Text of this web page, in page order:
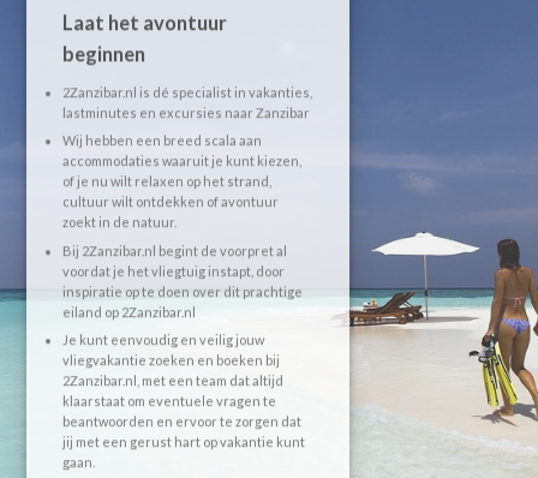
Laat het avontuur
beginnen
2Zanzibar.nl is dé specialist in vakanties,
lastminutes en excursies naar Zanzibar
Wij hebben een breed scala aan
accommodaties waaruit je kunt kiezen,
of je nu wilt relaxen op het strand,
cultuur wilt ontdekken of avontuur
zoekt in de natuur.
Bij 2Zanzibar.nl begint de voorpret al
voordat je het vliegtuig instapt, door
inspiratie op te doen over dit prachtige
eiland op 2Zanzibar.nl
Je kunt eenvoudig en veilig jouw
vliegvakantie zoeken en boeken bij
2Zanzibar.nl, met een team dat altijd
klaarstaat om eventuele vragen te
beantwoorden en ervoor te zorgen dat
jij met een gerust hart op vakantie kunt
gaan.